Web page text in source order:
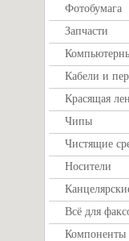
Фотобумага
Запчасти
Кабели и
Красящая
Чипы
Чистящие
Носители
Всё для